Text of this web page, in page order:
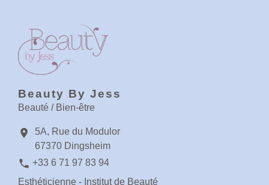
Beauty By Jess
Beauté / Bien-être
location_on
5A, Rue du Modulor
67370 Dingsheim
phone +33 6 71 97 83 94
Esthéticienne - Institut de Beauté